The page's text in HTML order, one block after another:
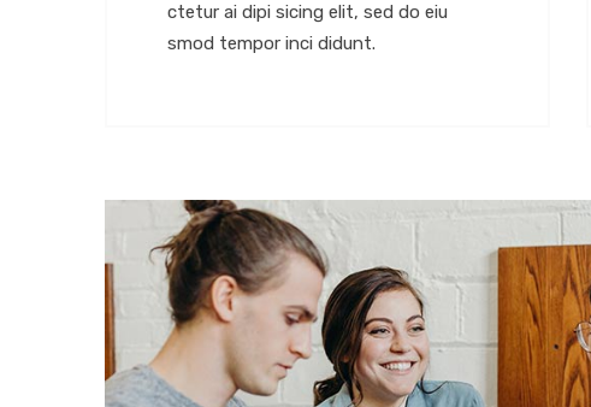
ctetur ai dipi sicing elit, sed do eiu
smod tempor inci didunt.